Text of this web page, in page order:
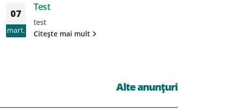
07
mart.
Test
test
Citește mai mult
Alte anunțuri